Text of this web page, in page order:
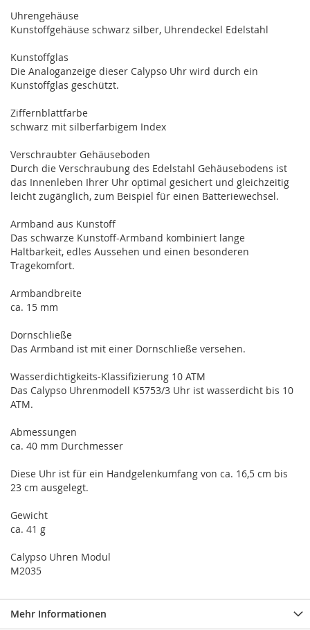
Uhrengehäuse
Kunstoffgehäuse schwarz silber, Uhrendeckel Edelstahl
Kunstoffglas
Die Analoganzeige dieser Calypso Uhr wird durch ein
Kunstoffglas geschützt.
Ziffernblattfarbe
schwarz mit silberfarbigem Index
Verschraubter Gehäuseboden
Durch die Verschraubung des Edelstahl Gehäusebodens ist
das Innenleben Ihrer Uhr optimal gesichert und gleichzeitig
leicht zugänglich, zum Beispiel für einen Batteriewechsel.
Armband aus Kunstoff
Das schwarze Kunstoff-Armband kombiniert lange
Haltbarkeit, edles Aussehen und einen besonderen
Tragekomfort.
Armbandbreite
ca. 15 mm
Dornschließe
Das Armband ist mit einer Dornschließe versehen.
Wasserdichtigkeits-Klassifizierung 10 ATM
Das Calypso Uhrenmodell K5753/3 Uhr ist wasserdicht bis 10
ATM.
Abmessungen
ca. 40 mm Durchmesser
Diese Uhr ist für ein Handgelenkumfang von ca. 16,5 cm bis
23 cm ausgelegt.
Gewicht
ca. 41 g
Calypso Uhren Modul
M2035
Mehr Informationen